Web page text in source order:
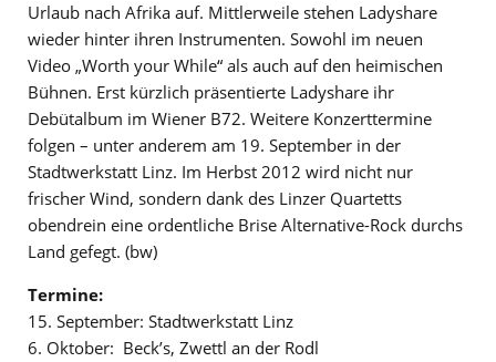
Urlaub nach Afrika auf. Mittlerweile stehen Ladyshare
wieder hinter ihren Instrumenten. Sowohl im neuen
Video „Worth your While“ als auch auf den heimischen
Bühnen. Erst kürzlich präsentierte Ladyshare ihr
Debütalbum im Wiener B72. Weitere Konzerttermine
folgen – unter anderem am 19. September in der
Stadtwerkstatt Linz. Im Herbst 2012 wird nicht nur
frischer Wind, sondern dank des Linzer Quartetts
obendrein eine ordentliche Brise Alternative-Rock durchs
Land gefegt. (bw)
Termine:
15. September: Stadtwerkstatt Linz
6. Oktober: Beck’s, Zwettl an der Rodl